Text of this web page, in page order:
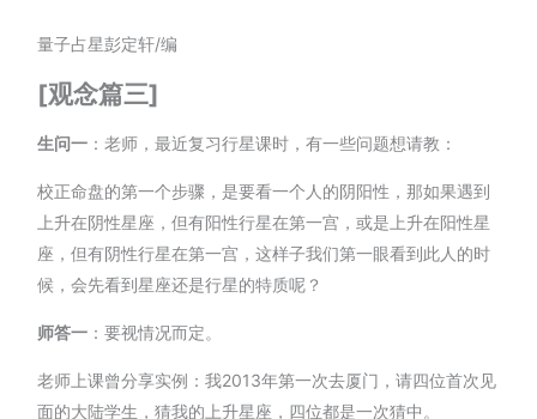
量子占星彭定轩/编
[观念篇三]
生问一 ：老师，最近复习行星课时，有一些问题想请教：
校正命盘的第一个步骤，是要看一个人的阴阳性，那如果遇到
上升在阴性星座，但有阳性行星在第一宫，或是上升在阳性星
座，但有阴性行星在第一宫，这样子我们第一眼看到此人的时
候，会先看到星座还是行星的特质呢？
师答一 ：要视情况而定。
老师上课曾分享实例：我2013年第一次去厦门，请四位首次见
面的大陆学生，猜我的上升星座，四位都是一次猜中。